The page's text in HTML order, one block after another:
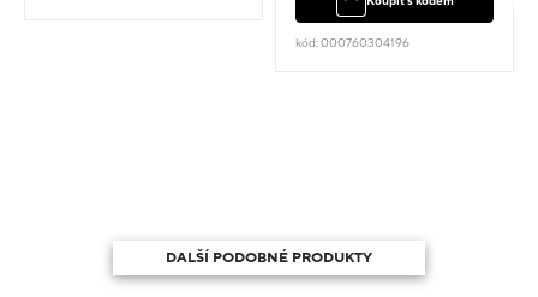
kód: 000760304196
DALŠÍ PODOBNÉ PRODUKTY